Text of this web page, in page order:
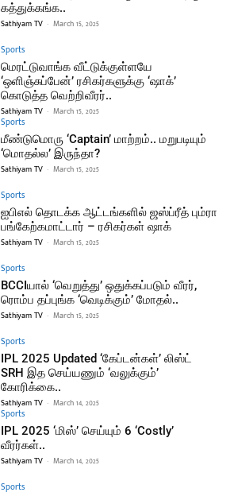
கத்துக்கங்க..
Sathiyam TV - March 15, 2025
Sports
மெரட்டுவாங்க வீட்டுக்குள்ளயே
‘ஒளிஞ்சுப்பேன்’ ரசிகர்களுக்கு ‘ஷாக்’
கொடுத்த வெற்றிவீரர்..
Sathiyam TV - March 15, 2025
Sports
மீண்டுமொரு ‘Captain’ மாற்றம்.. மறுபடியும்
‘மொதல்ல’ இருந்தா?
Sathiyam TV - March 15, 2025
Sports
ஐபிஎல் தொடக்க ஆட்டங்களில் ஜஸ்ப்ரீத் பும்ரா
பங்கேற்கமாட்டார் – ரசிகர்கள் ஷாக்
Sathiyam TV - March 15, 2025
Sports
BCCIயால் ‘வெறுத்து’ ஒதுக்கப்படும் வீரர்,
ரொம்ப தப்புங்க ‘வெடிக்கும்’ மோதல்..
Sathiyam TV - March 15, 2025
Sports
IPL 2025 Updated ‘கேப்டன்கள்’ லிஸ்ட்
SRH இத செய்யணும் ‘வலுக்கும்’
கோரிக்கை..
Sathiyam TV - March 14, 2025
Sports
IPL 2025 ‘மிஸ்’ செய்யும் 6 ‘Costly’
வீரர்கள்..
Sathiyam TV - March 14, 2025
Sports